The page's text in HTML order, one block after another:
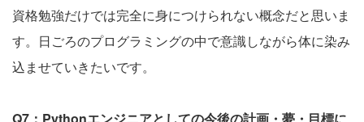
資格勉強だけでは完全に身につけられない概念だと思いま
す。日ごろのプログラミングの中で意識しながら体に染み
込ませていきたいです。
Q7：Pythonエンジニアとしての今後の計画・夢・目標に